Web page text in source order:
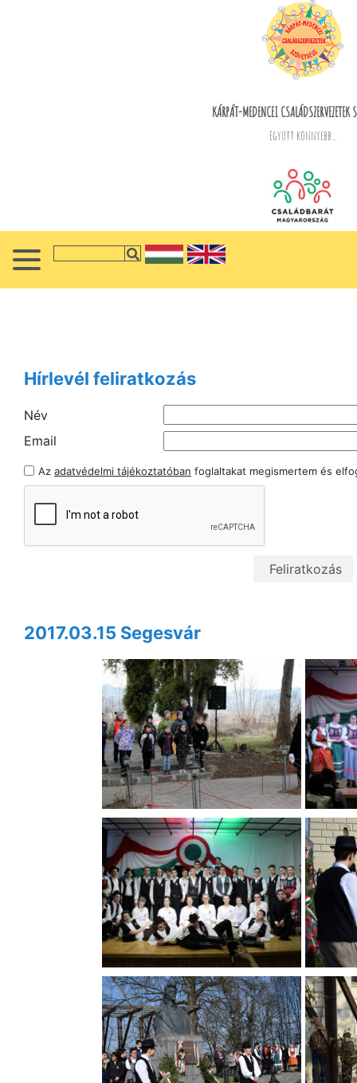
KÁRPÁT-MEDENCEI CSALÁDSZERVEZETEK
Együtt könnyebb...
Hírlevél feliratkozás
Név
Email
Az adatvédelmi tájékoztatóban foglaltakat megismertem és
2017.03.15 Segesvár